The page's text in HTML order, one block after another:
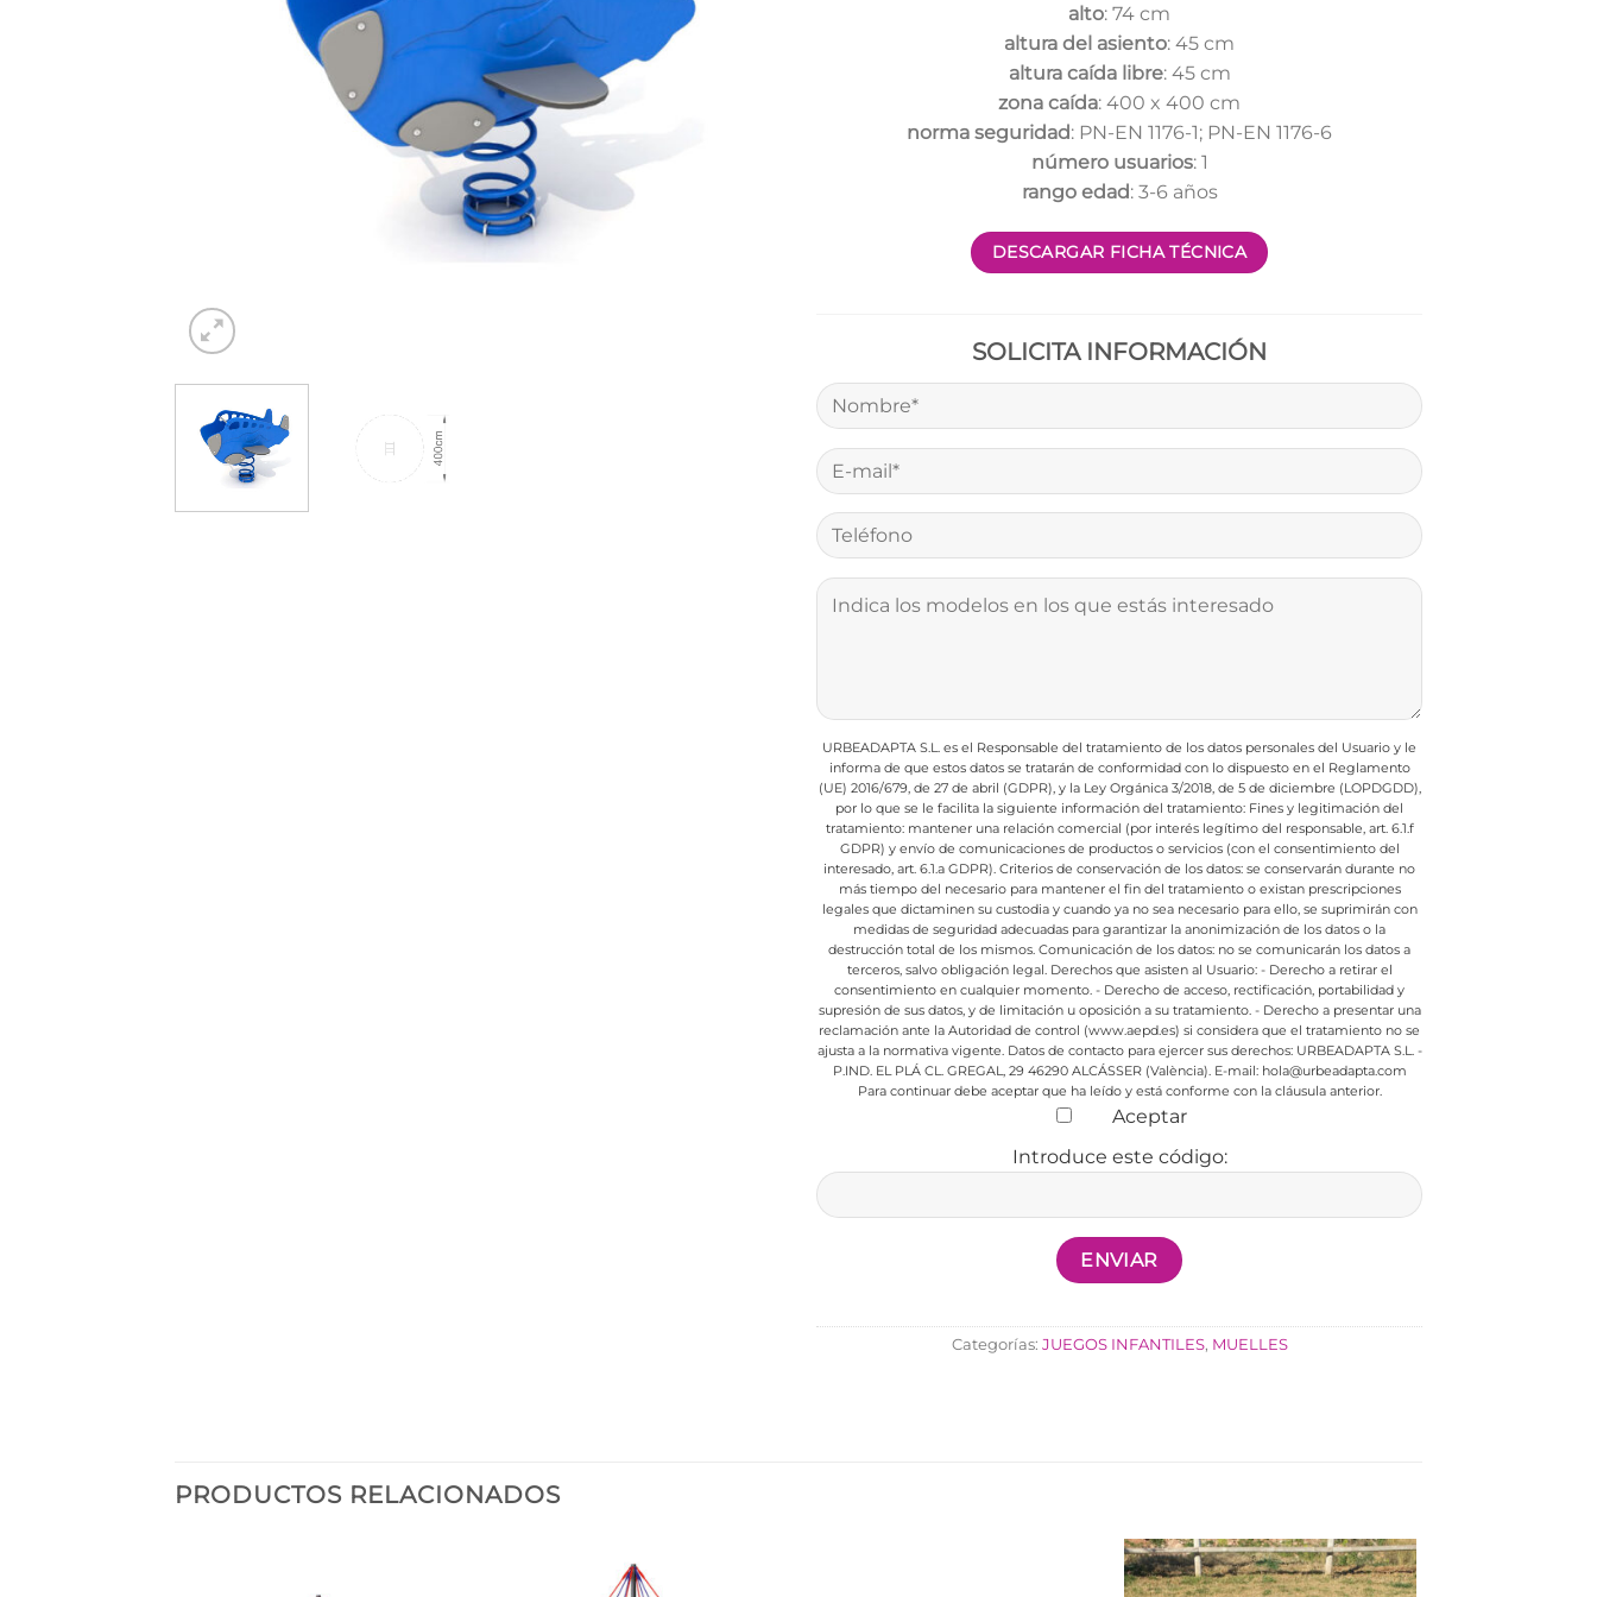
alto: 74 cm
altura del asiento: 45 cm
altura caída libre: 45 cm
zona caída: 400 x 400 cm
norma seguridad: PN-EN 1176-1; PN-EN 1176-6
número usuarios: 1
rango edad: 3-6 años
DESCARGAR FICHA TÉCNICA
SOLICITA INFORMACIÓN
URBEADAPTA S.L. es el Responsable del tratamiento de los datos personales del Usuario y le
informa de que estos datos se tratarán de conformidad con lo dispuesto en el Reglamento
(UE) 2016/679, de 27 de abril (GDPR), y la Ley Orgánica 3/2018, de 5 de diciembre (LOPDGDD),
por lo que se le facilita la siguiente información del tratamiento: Fines y legitimación del
tratamiento: mantener una relación comercial (por interés legítimo del responsable, art. 6.1.f
GDPR) y envío de comunicaciones de productos o servicios (con el consentimiento del
interesado, art. 6.1.a GDPR). Criterios de conservación de los datos: se conservarán durante no
más tiempo del necesario para mantener el fin del tratamiento o existan prescripciones
legales que dictaminen su custodia y cuando ya no sea necesario para ello, se suprimirán con
medidas de seguridad adecuadas para garantizar la anonimización de los datos o la
destrucción total de los mismos. Comunicación de los datos: no se comunicarán los datos a
terceros, salvo obligación legal.Derechos que asisten al Usuario:- Derecho a retirar el
consentimiento en cualquier momento. - Derecho de acceso, rectificación, portabilidad y
supresión de sus datos, y de limitación u oposición a su tratamiento.- Derecho a presentar una
reclamación ante la Autoridad de control (www.aepd.es) si considera que el tratamiento no se
ajusta a la normativa vigente.Datos de contacto para ejercer sus derechos:URBEADAPTA S.L. -
P.IND. EL PLÁ CL. GREGAL, 29 46290 ALCÁSSER (València). E-mail: hola@urbeadapta.com
Para continuar debe aceptar que ha leído y está conforme con la cláusula anterior.
Aceptar
Introduce este código:
Categorías: JUEGOS INFANTILES, MUELLES
PRODUCTOS RELACIONADOS